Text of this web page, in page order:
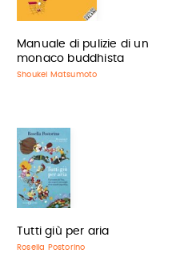
Manuale di pulizie di un
monaco buddhista
Shoukei Matsumoto
Tutti giù per aria
Rosella Postorino